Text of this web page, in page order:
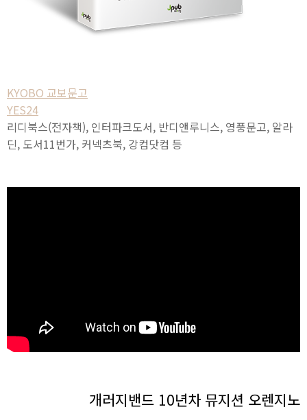
KYOBO 교보문고
YES24
리디북스(전자책), 인터파크도서, 반디앤루니스, 영풍문고, 알라
딘, 도서11번가, 커넥츠북, 강컴닷컴 등
개러지밴드 10년차 뮤지션 오렌지노